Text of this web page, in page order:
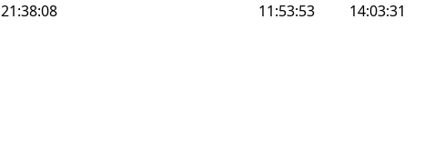
21:38:08
11:53:53
14:03:31